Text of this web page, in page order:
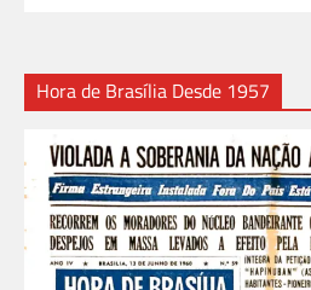
Hora de Brasília Desde 1957